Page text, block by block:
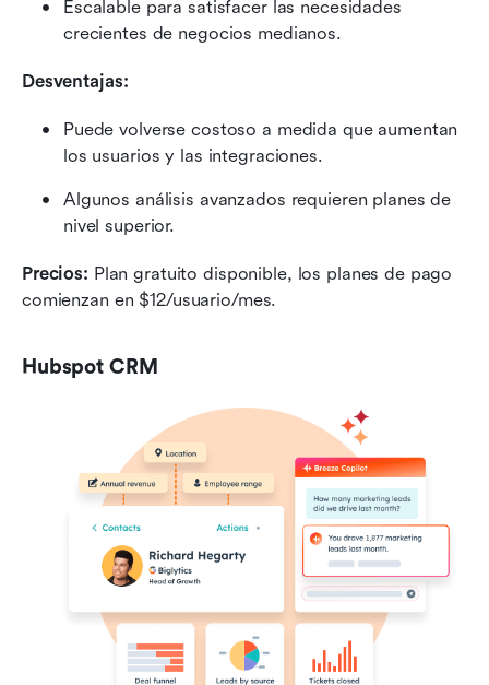
Escalable para satisfacer las necesidades
crecientes de negocios medianos.
Desventajas:
Puede volverse costoso a medida que aumentan
los usuarios y las integraciones.
Algunos análisis avanzados requieren planes de
nivel superior.
Precios: Plan gratuito disponible, los planes de pago
comienzan en $12/usuario/mes.
Hubspot CRM